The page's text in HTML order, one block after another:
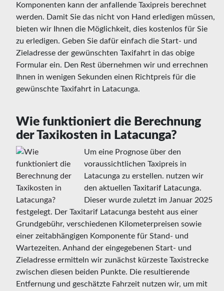
Komponenten kann der anfallende Taxipreis berechnet
werden. Damit Sie das nicht von Hand erledigen müssen,
bieten wir Ihnen die Möglichkeit, dies kostenlos für Sie
zu erledigen. Geben Sie dafür einfach die Start- und
Zieladresse der gewünschten Taxifahrt in das obige
Formular ein. Den Rest übernehmen wir und errechnen
Ihnen in wenigen Sekunden einen Richtpreis für die
gewünschte Taxifahrt in Latacunga.
Wie funktioniert die Berechnung
der Taxikosten in Latacunga?
Um eine Prognose über den
voraussichtlichen Taxipreis in
Latacunga zu erstellen. nutzen wir
den aktuellen Taxitarif Latacunga.
Dieser wurde zuletzt im Januar 2025
festgelegt. Der Taxitarif Latacunga besteht aus einer
Grundgebühr, verschiedenen Kilometerpreisen sowie
einer zeitabhängigen Komponente für Stand- und
Wartezeiten. Anhand der eingegebenen Start- und
Zieladresse ermitteln wir zunächst kürzeste Taxistrecke
zwischen diesen beiden Punkte. Die resultierende
Entfernung und geschätzte Fahrzeit nutzen wir, um mit